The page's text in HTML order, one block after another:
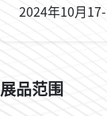
2024年10月
展品范围